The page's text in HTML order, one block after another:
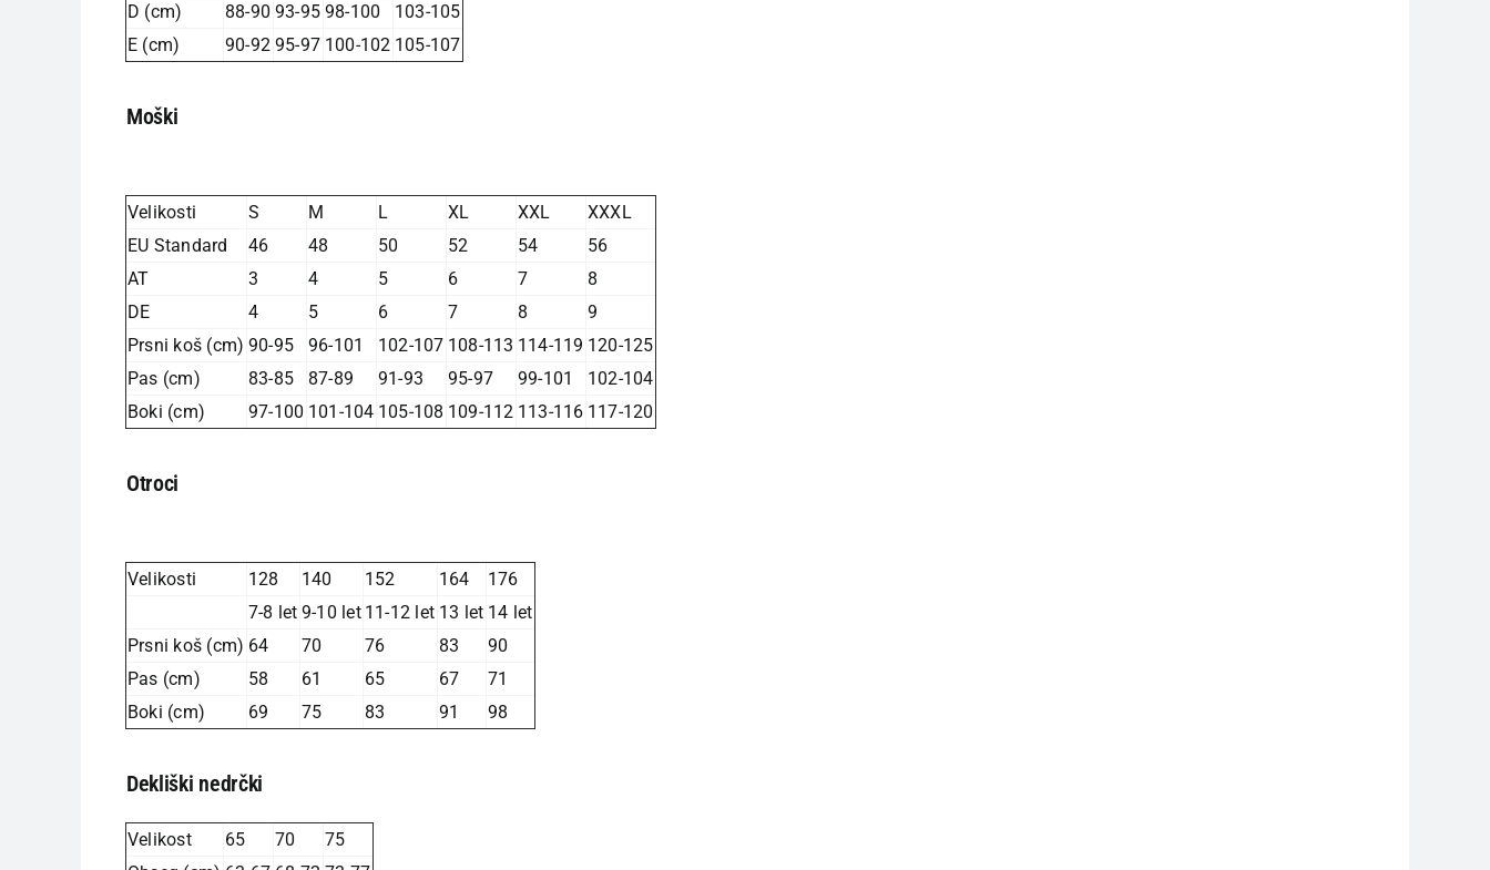
D (cm)
88-90 93-95 98-100
103-105
E (cm)
90-92 95-97 100-102 105-107
Moški
Velikosti S M L XL XXL
XXXL
EU Standard
46 48 50 52 54
56
AT
3 4 5 6 7
8
DE
4 5 6 7 8
9
Prsni koš (cm) 90-95 96-101 102-107 108-113 114-119 120-125
Pas (cm)
83-85 87-89 91-93 95-97 99-101
102-104
Boki (cm)
97-100 101-104 105-108 109-112 113-116 117-120
Otroci
Velikosti 128 140 152 164
176
7-8 let 9-10 let 11-12 let 13 let 14 let
Prsni koš (cm) 64 70 76 83
90
Pas (cm)
58 61 65 67
71
Boki (cm)
69 75 83 91 98
Dekliški nedrčki
Velikost 65 70
75